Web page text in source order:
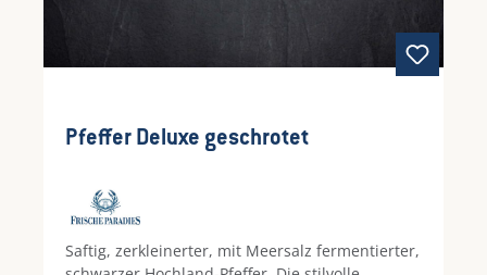
Pfeffer Deluxe geschrotet
Saftig, zerkleinerter, mit Meersalz fermentierter,